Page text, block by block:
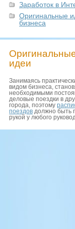
Заработок в
Оригинальные
бизнеса
идеи
Занимаясь
видом бизнеса,
необходимыми
деловые поездки в
города, поэтому
поездов должно быть
рукой у любого